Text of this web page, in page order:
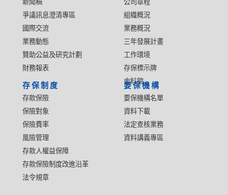
新聞稿
爭議訊息澄清專區
國際交流
業務動態
贊助公益及研究計劃
財務報表
公司章程
組織概況
業務概況
三年發展計畫
工作環境
存保標示牌
史料館
存保制度
存款保險
保險對象
保險費率
風險管理
存款人權益保障
存款保險制度改進沿革
法令規章
要保機構
要保機構名單
資料下載
法定查核業務
資料講義專區